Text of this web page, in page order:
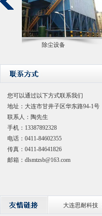
除尘设备
您可以通过以下方式联系我们
地址：大连市甘井子区华东路94-1号
联系人：陶先生
手机：13387892328
电话：0411-84602355
传真：0411-84641826
邮箱：dlsmtzsb@163.com
大连思耐科技